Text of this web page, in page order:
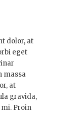
dolor, at
eget
massa
at
gravida,
Proin